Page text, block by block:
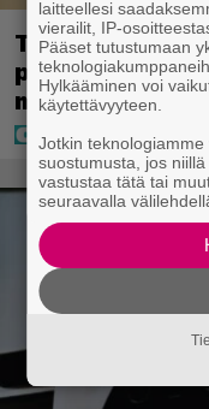
Tältä näyttää
perhelomalla
mekko”
laitteellesi
vierailit, IP-
Pääset tutustumaan
Hylkääminen voi
käytettävyyteen.
Jotkin
suostumusta, jos
vastustaa tätä tai
seuraavalla